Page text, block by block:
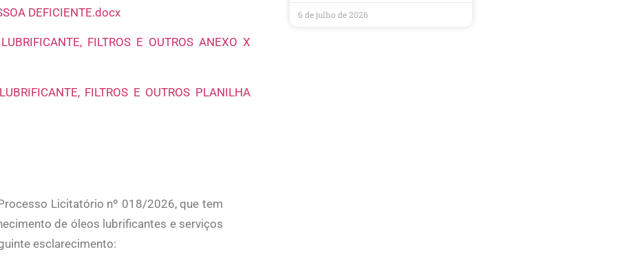
DEFICIENTE.docx
FILTROS E OUTROS ANEXO X
FILTROS E OUTROS PLANILHA
Licitatório nº 018/2026, que tem
de óleos lubrificantes e serviços
esclarecimento:
6 de julho de 2026